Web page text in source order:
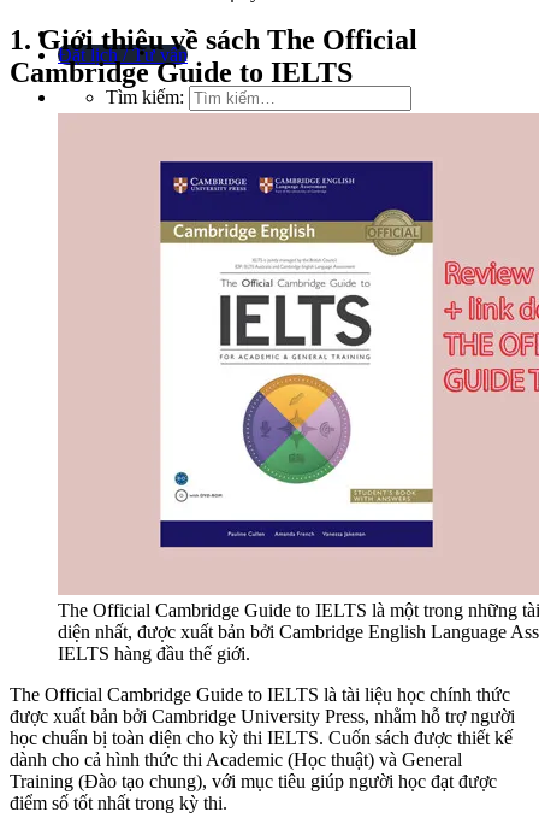
Đặt lịch / Tư vấn
Tìm kiếm:
1. Giới thiệu về sách The Official
Cambridge Guide to IELTS
The Official Cambridge Guide to IELTS là một trong những
diện nhất, được xuất bản bởi Cambridge English Language
IELTS hàng đầu thế giới.
The Official Cambridge Guide to IELTS là tài liệu học chính thức
được xuất bản bởi Cambridge University Press, nhằm hỗ trợ người
học chuẩn bị toàn diện cho kỳ thi IELTS. Cuốn sách được thiết kế
dành cho cả hình thức thi Academic (Học thuật) và General
Training (Đào tạo chung), với mục tiêu giúp người học đạt được
điểm số tốt nhất trong kỳ thi.